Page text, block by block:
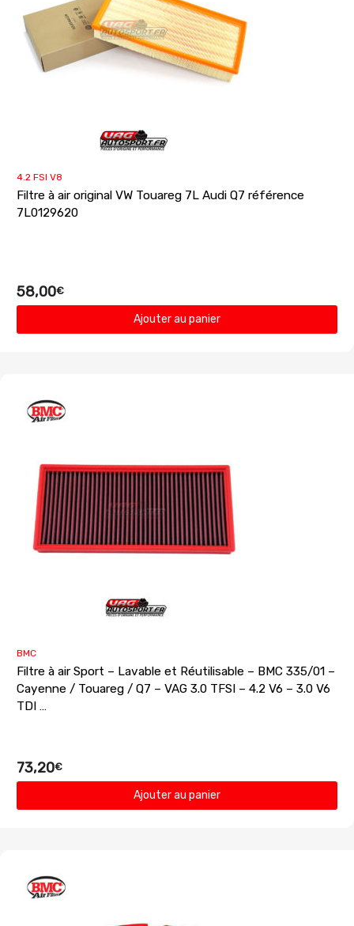
4.2 FSI V8
Filtre à air original VW Touareg 7L Audi Q7 référence
7L0129620
58,00€
Ajouter au panier
BMC
Filtre à air Sport – Lavable et Réutilisable – BMC 335/01 –
Cayenne / Touareg / Q7 – VAG 3.0 TFSI – 4.2 V6 – 3.0 V6
TDI …
73,20€
Ajouter au panier